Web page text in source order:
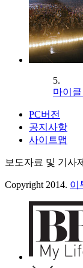
5.
마이
PC버전
공지사항
사이트맵
보도자료 및 기사
Copyright 2014. 이